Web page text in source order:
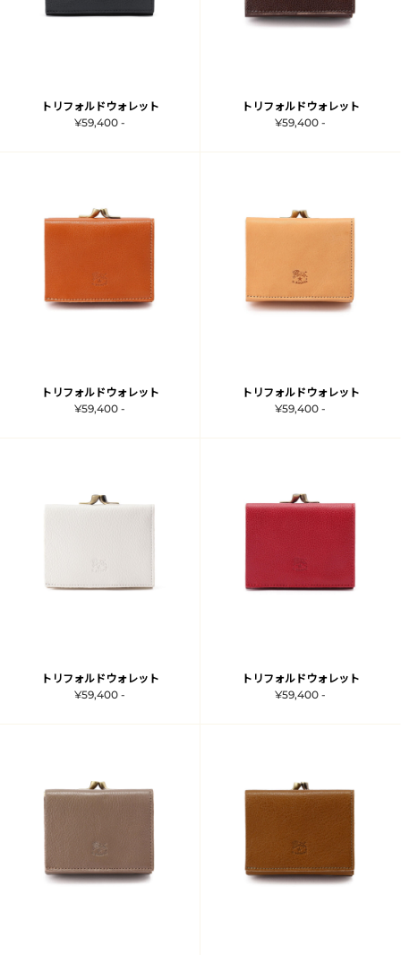
トリフォルドウォレット
¥59,400 -
トリフォルドウォレット
¥59,400 -
トリフォルドウォレット
¥59,400 -
トリフォルドウォレット
¥59,400 -
トリフォルドウォレット
¥59,400 -
トリフォルドウォレット
¥59,400 -